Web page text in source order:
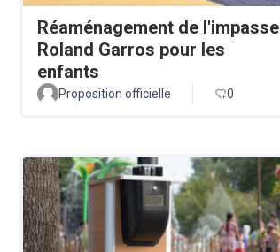
Réaménagement de l'impasse
Roland Garros pour les
enfants
Proposition officielle 0